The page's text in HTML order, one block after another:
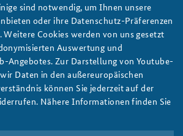
fahren auf ein Fährschiff.
Meynle
sind notwendig, um Ihnen unsere
oder ihre Datenschutz-Präferenzen
Weitere Cookies werden von uns gesetzt
Auswertung und
Angebotes. Zur Darstellung von Youtube-
Daten in den außereuropäischen
können Sie jederzeit auf der
Nähere Informationen finden Sie